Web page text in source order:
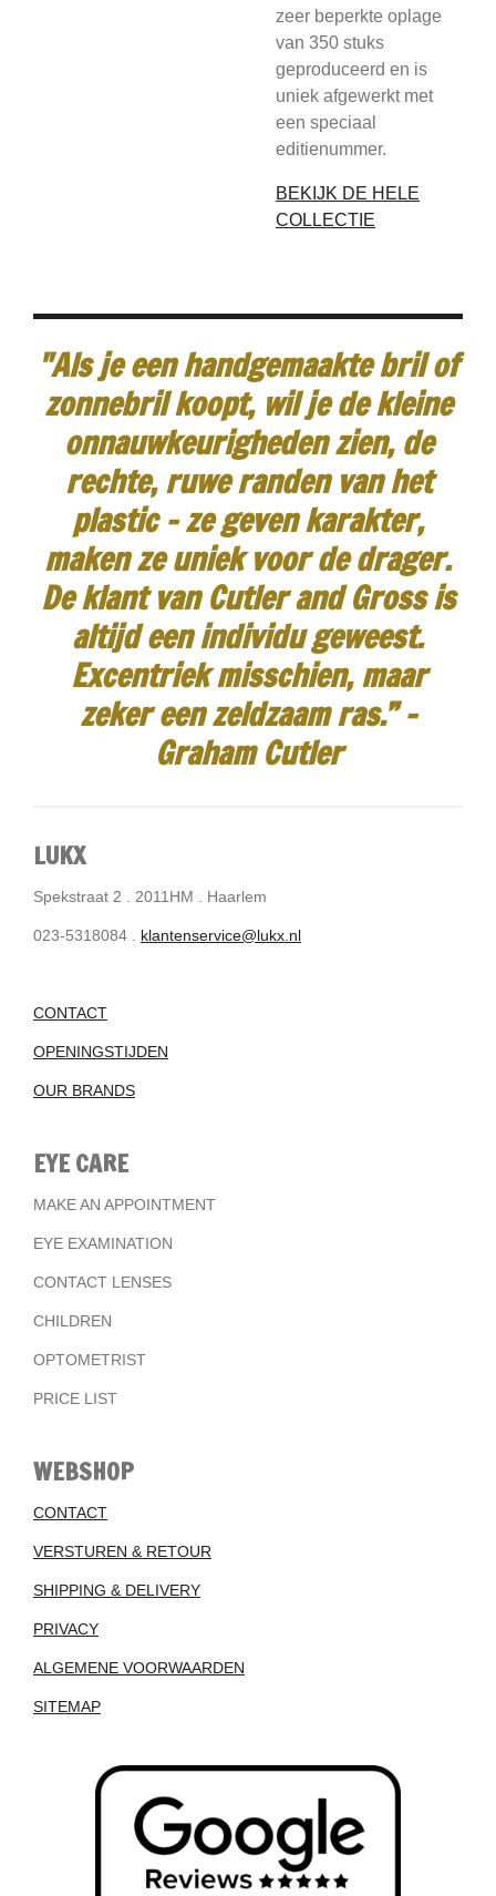
zeer beperkte oplage
van 350 stuks
geproduceerd en is
uniek afgewerkt met
een speciaal
editienummer.
BEKIJK DE HELE
COLLECTIE
"Als je een handgemaakte bril of
zonnebril koopt, wil je de kleine
onnauwkeurigheden zien, de
rechte, ruwe randen van het
plastic - ze geven karakter,
maken ze uniek voor de drager.
De klant van Cutler and Gross is
altijd een individu geweest.
Excentriek misschien, maar
zeker een zeldzaam ras.” -
Graham Cutler
LUKX
Spekstraat 2 . 2011HM . Haarlem
023-5318084 . klantenservice@lukx.nl
CONTACT
OPENINGSTIJDEN
OUR BRANDS
EYE CARE
MAKE AN APPOINTMENT
EYE EXAMINATION
CONTACT LENSES
CHILDREN
OPTOMETRIST
PRICE LIST
WEBSHOP
CONTACT
VERSTUREN & RETOUR
SHIPPING & DELIVERY
PRIVACY
ALGEMENE VOORWAARDEN
SITEMAP